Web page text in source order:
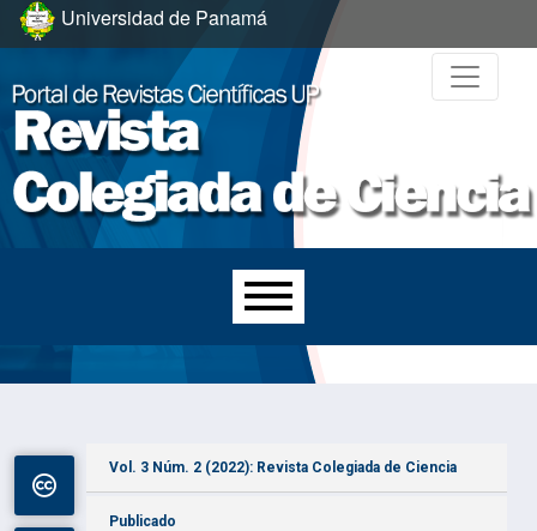
Ir al menú de navegación principal
Ir al contenido principal
Ir al pie de página del sitio
Universidad de Panamá
Menú principal
Vol. 3 Núm. 2 (2022): Revista Colegiada de Ciencia
Publicado